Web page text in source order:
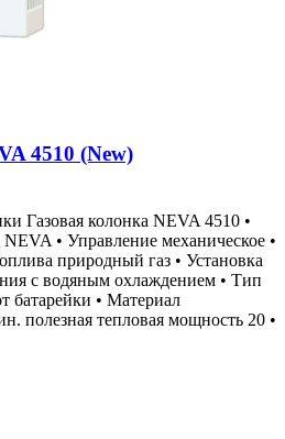
4510 (New)
Газовая колонка NEVA 4510 •
• Управление механическое •
природный газ • Установка
с водяным охлаждением • Тип
батарейки • Материал
полезная тепловая мощность 20 •